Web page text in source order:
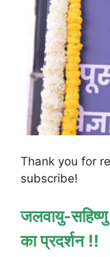
Thank you for
subscribe!
जलवायु-
का प्रदर्शन !!